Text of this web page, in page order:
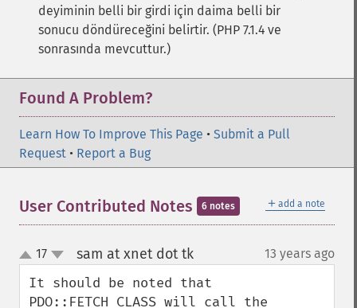
deyiminin belli bir girdi için daima belli bir
sonucu döndüreceğini belirtir. (PHP 7.1.4 ve
sonrasında mevcuttur.)
Found A Problem?
Learn How To Improve This Page • Submit a Pull
Request • Report a Bug
＋ add a note
User Contributed Notes 6 notes
up
down
17 sam at xnet dot tk¶ 13 years ago
It should be noted that
PDO::FETCH_CLASS will call the